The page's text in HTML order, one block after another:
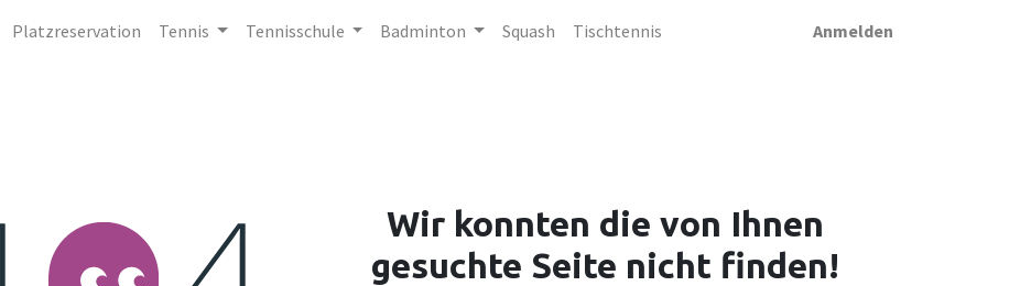
Platzreservation Tennis Tennisschule Badminton Squash Tischtennis Anmelden
Fehler 404
Wir konnten die von Ihnen
gesuchte Seite nicht finden!